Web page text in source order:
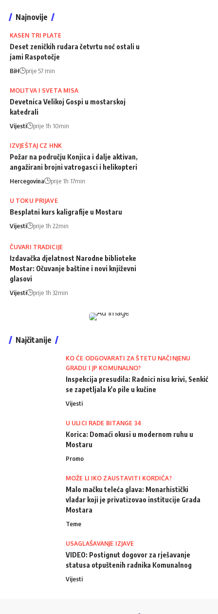
Najnovije
KASEN TRI PLATE
Deset zeničkih rudara četvrtu noć ostali u
jami Raspotočje
BiH prije 57 min
MOLITVA I SVETA MISA
Devetnica Velikoj Gospi u mostarskoj
katedrali
Vijesti prije 1h 10min
IZVJEŠTAJ CZ HNK
Požar na području Konjica i dalje aktivan,
angažirani brojni vatrogasci i helikopteri
Hercegovina prije 1h 17min
U TOKU PRIJAVE
Besplatni kurs kaligrafije u Mostaru
Vijesti prije 1h 22min
ČUVARI TRADICIJE
Izdavačka djelatnost Narodne biblioteke
Mostar: Očuvanje baštine i novi književni
glasovi
Vijesti prije 1h 32min
Najčitanije
KO ĆE ODGOVARATI ZA ŠTETU NAČINJENU
GRADU I JP KOMUNALNO?
Inspekcija presudila: Radnici nisu krivi, Senkić
se zapetljala k'o pile u kučine
Vijesti
U ULICI RADE BITANGE 34
Korica: Domaći okusi u modernom ruhu u
Mostaru
Promo
MOŽE LI IKO ZAUSTAVITI KORDIĆA?
Malo mačku teleća glava: Monarhistički
vladar koji je privatizovao institucije Grada
Mostara
Teme
USAGLAŠAVANJE IZJAVE
VIDEO: Postignut dogovor za rješavanje
statusa otpuštenih radnika Komunalnog
Vijesti